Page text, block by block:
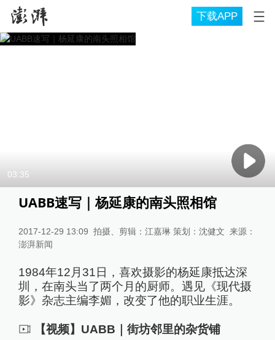
下载APP
03:35
UABB速写｜杨延康的南头照相馆
2017-12-29 13:09 拍摄、剪辑：江嘉琳 策划：沈健文 来源：
澎湃新闻
1984年12月31日，喜欢摄影的杨延康抵达深
圳，在南头当了两个月的厨师。遇见《现代摄
影》杂志主编李媚，改变了他的职业生涯。
【视频】UABB｜街坊邻里的杂货铺